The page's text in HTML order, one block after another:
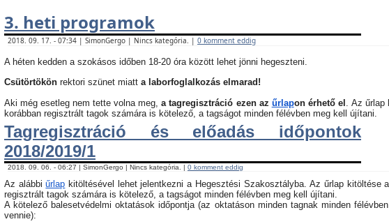
3. heti programok
2018. 09. 17. - 07:34 | SimonGergo | Nincs kategória. | 0 komment eddig
A héten kedden a szokásos időben 18-20 óra között lehet jönni hegeszteni.
Csütörtökön rektori szünet miatt a laborfoglalkozás elmarad!
Aki még esetleg nem tette volna meg, a tagregisztráció ezen az űrlapon érhető el . Az űrlap
korábban regisztrált tagok számára is kötelező, a tagságot minden félévben meg kell újítani.
Tagregisztráció és előadás időpontok
2018/2019/1
2018. 09. 06. - 06:27 | SimonGergo | Nincs kategória. | 0 komment eddig
Az alábbiűrlap kitöltésével lehet jelentkezni a Hegesztési Szakosztályba. Az űrlap kitöltése
regisztrált tagok számára is kötelező, a tagságot minden félévben meg kell újítani.
​A kötelező balesetvédelmi oktatások időpontja (az oktatáson minden tagnak minden félévben
vennie):